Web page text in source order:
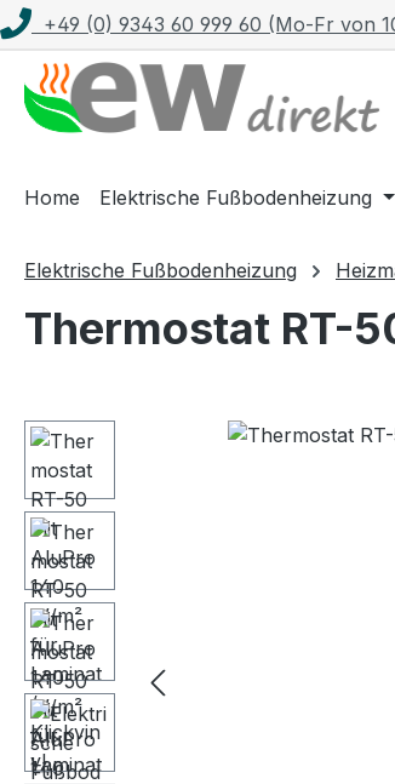
Hauptinhalt springen
Zur Suche springen
Zur Hauptnavigation springen
+49 (0) 9343 60 999 60 (Mo-Fr von
Home Elektrische Fußbodenheizung
Elektrische Fußbodenheizung
Thermostat RT-
Bildergalerie überspringen